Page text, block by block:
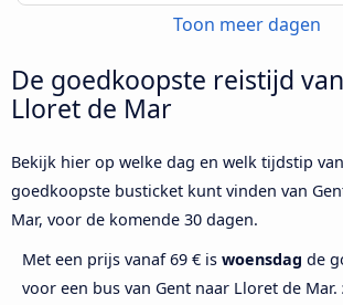
Toon meer dagen
De goedkoopste reistijd
Lloret de Mar
Bekijk hier op welke dag en welk tijdstip
goedkoopste busticket kunt vinden van
Mar, voor de komende 30 dagen.
Met een prijs vanaf 69 € is woensdag de
voor een bus van Gent naar Lloret de Mar.